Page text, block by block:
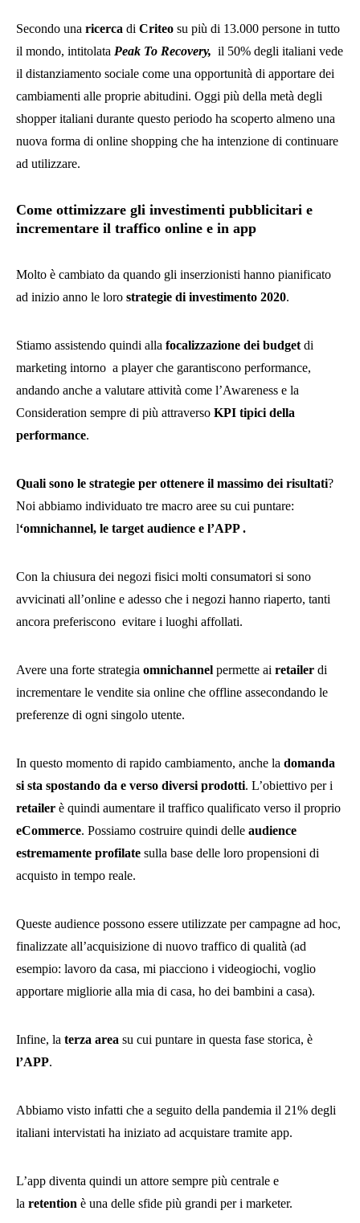
Secondo una ricerca di Criteo su più di 13.000 persone in tutto
il mondo, intitolata Peak To Recovery, il 50% degli italiani vede
il distanziamento sociale come una opportunità di apportare dei
cambiamenti alle proprie abitudini. Oggi più della metà degli
shopper italiani durante questo periodo ha scoperto almeno una
nuova forma di online shopping che ha intenzione di continuare
ad utilizzare.
Come ottimizzare gli investimenti pubblicitari e
incrementare il traffico online e in app
Molto è cambiato da quando gli inserzionisti hanno pianificato
ad inizio anno le loro strategie di investimento 2020.
Stiamo assistendo quindi alla focalizzazione dei budget di
marketing intorno a player che garantiscono performance,
andando anche a valutare attività come l’Awareness e la
Consideration sempre di più attraverso KPI tipici della
performance.
Quali sono le strategie per ottenere il massimo dei risultati?
Noi abbiamo individuato tre macro aree su cui puntare:
l‘omnichannel, le target audience e l’APP .
Con la chiusura dei negozi fisici molti consumatori si sono
avvicinati all’online e adesso che i negozi hanno riaperto, tanti
ancora preferiscono evitare i luoghi affollati.
Avere una forte strategia omnichannel permette ai retailer di
incrementare le vendite sia online che offline assecondando le
preferenze di ogni singolo utente.
In questo momento di rapido cambiamento, anche la domanda
si sta spostando da e verso diversi prodotti. L’obiettivo per i
retailer è quindi aumentare il traffico qualificato verso il proprio
eCommerce. Possiamo costruire quindi delle audience
estremamente profilate sulla base delle loro propensioni di
acquisto in tempo reale.
Queste audience possono essere utilizzate per campagne ad hoc,
finalizzate all’acquisizione di nuovo traffico di qualità (ad
esempio: lavoro da casa, mi piacciono i videogiochi, voglio
apportare migliorie alla mia di casa, ho dei bambini a casa).
Infine, la terza area su cui puntare in questa fase storica, è
l’APP.
Abbiamo visto infatti che a seguito della pandemia il 21% degli
italiani intervistati ha iniziato ad acquistare tramite app.
L’app diventa quindi un attore sempre più centrale e
la retention è una delle sfide più grandi per i marketer.